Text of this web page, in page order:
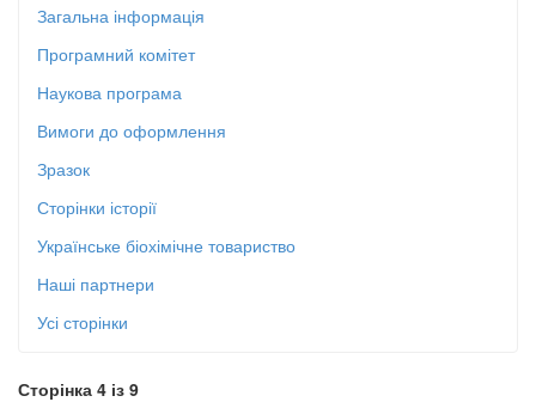
Загальна інформація
Програмний комітет
Наукова програма
Вимоги до оформлення
Зразок
Сторінки історії
Українське біохімічне товариство
Наші партнери
Усі сторінки
Сторінка 4 із 9